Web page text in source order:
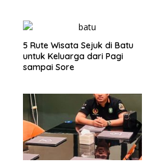
5 Rute Wisata Sejuk di Batu
untuk Keluarga dari Pagi
sampai Sore